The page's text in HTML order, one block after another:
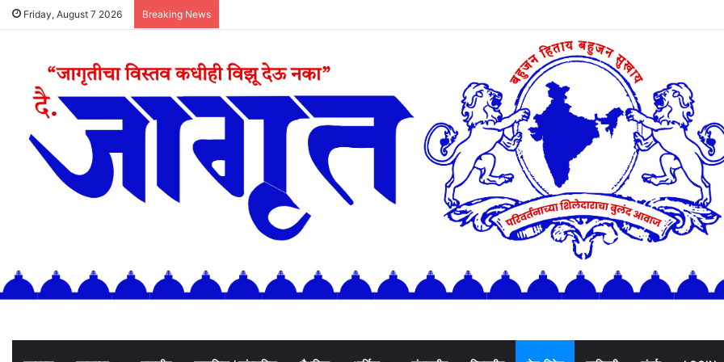
Friday, August 7 2026 Breaking News